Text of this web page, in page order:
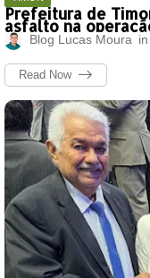
Prefeitura de
asfalto na
Blog Lucas Moura
Read Now